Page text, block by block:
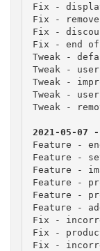
Fix -
Fix -
Fix -
Fix - end
Tweak -
Tweak -
Tweak -
Tweak -
Tweak -
Feature -
Feature -
Feature -
Feature -
Feature -
Feature -
Fix -
Fix -
Fix -